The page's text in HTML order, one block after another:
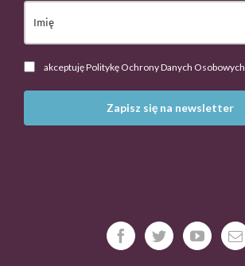
akceptuję Politykę Ochrony Danych Osobowych
Zapisz się na newsletter